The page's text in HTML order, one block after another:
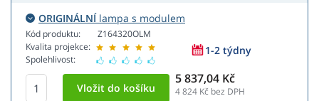
ORIGINÁLNÍlampa s modulem
Kód produktu:
Kvalita projekce:
Spolehlivost:
Z164320OLM
1-2 týdny
5 837,04 Kč
4 824 Kč bez DPH